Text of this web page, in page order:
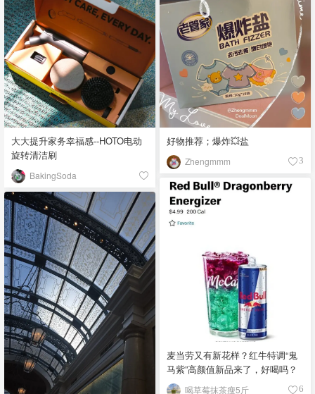
大大提升家务幸福感--HOTO电动
旋转清洁刷
BakingSoda
好物推荐；爆炸💥盐
Zhengmmm 3
麦当劳又有新花样？红牛特调“鬼
马紫”高颜值新品来了，好喝吗？
喝草莓抹茶瘦5斤 6